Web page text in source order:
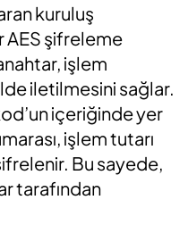
kuruluş
AES şifreleme
işlem
iletilmesini sağlar.
içeriğinde yer
işlem tutarı
Bu sayede,
tarafından